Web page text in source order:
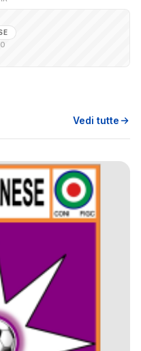
Vedi tutte